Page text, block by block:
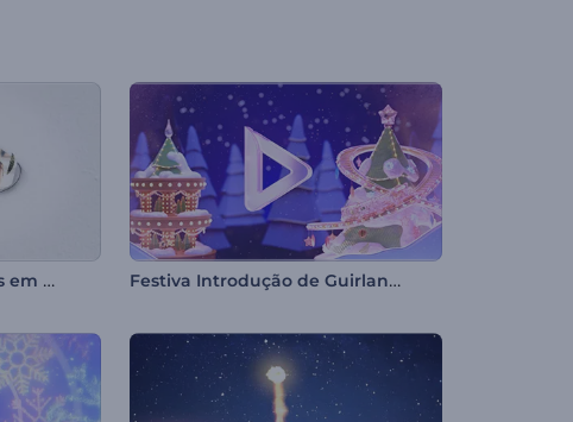
Intro - Molduras de Fotos em Mosaico Festiva Introdução de Guirlanda de Natal